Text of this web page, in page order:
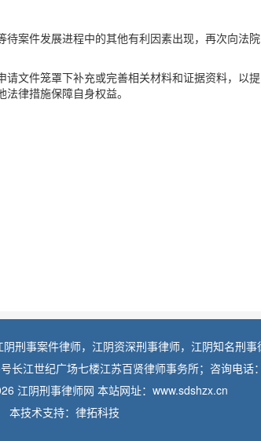
案件发展进程中的其他有利因素出现，再次向法院
文件笼罩下补充或完善相关材料和证据资料，以提
律措施保障自身权益。
刑事案件律师，江阴资深刑事律师，江阴知名刑事
长江世纪广场七楼江苏百贤律师事务所；咨询电话
江阴刑事律师网 本站网址：www.sdshzx.cn
本技术支持：律拓科技